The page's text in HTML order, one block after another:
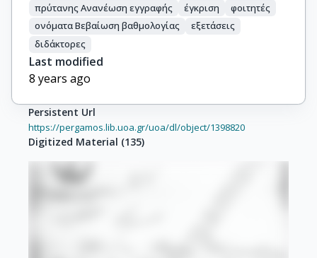
πρύτανης Ανανέωση εγγραφής
έγκριση
φοιτητές
ονόματα Βεβαίωση βαθμολογίας
εξετάσεις
διδάκτορες
Last modified
8 years ago
Persistent Url
https://pergamos.lib.uoa.gr/uoa/dl/object/1398820
Digitized Material (135)